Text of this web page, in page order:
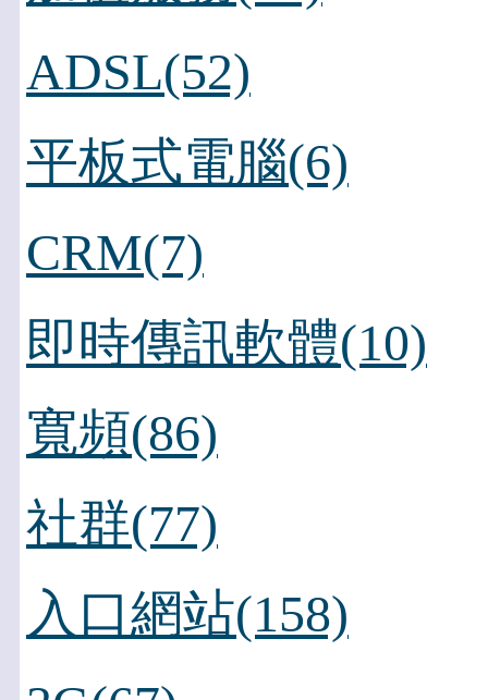
ADSL(52)
平板式電腦(6)
CRM(7)
即時傳訊軟體(10)
寬頻(86)
社群(77)
入口網站(158)